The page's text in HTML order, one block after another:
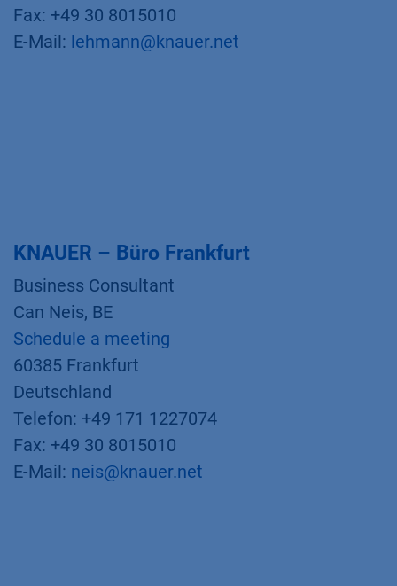
Fax: +49 30 8015010
E-Mail: lehmann@knauer.net
KNAUER – Büro Frankfurt
Business Consultant
Can Neis, BE
Schedule a meeting
60385 Frankfurt
Deutschland
Telefon: +49 171 1227074
Fax: +49 30 8015010
E-Mail: neis@knauer.net